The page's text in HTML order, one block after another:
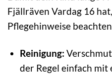
Fjällräven Vardag 16
Pflegehinweise
Reinigung:
der Regel einfach mit